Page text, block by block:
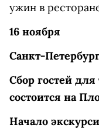
ужин в
16 ноября
Санкт-
Сбор гостей для
состоится на
Начало